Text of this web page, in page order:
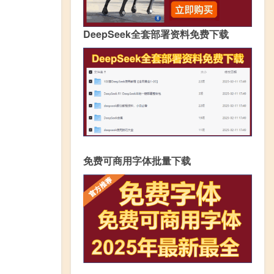
DeepSeek全套部署资料免费下载
免费可商用字体批量下载